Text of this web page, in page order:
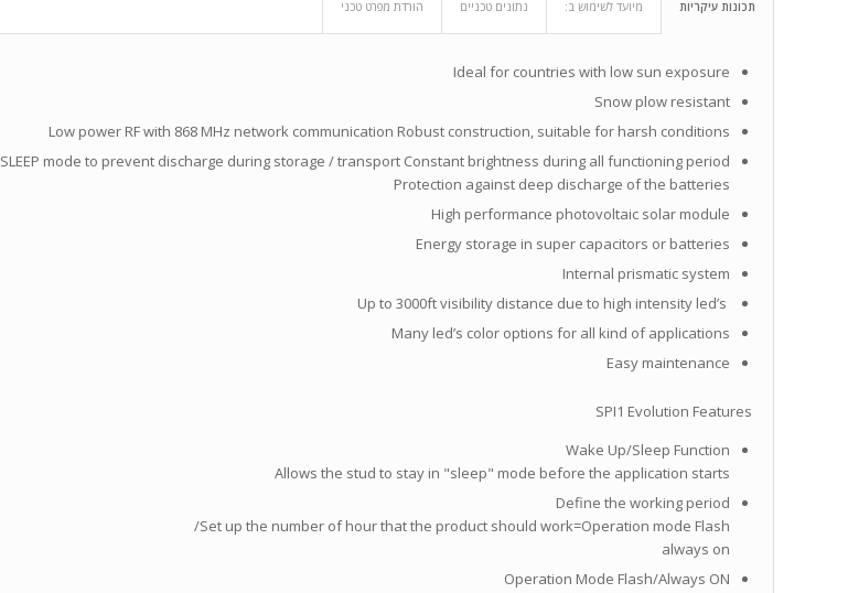
תכונות עיקריות מיועד לשימוש ב: נתונים טכניים הורדת מפרט טכני
Ideal for countries with low sun exposure
Snow plow resistant
Low power RF with 868 MHz network communication Robust construction, suitable for harsh conditions
SLEEP mode to prevent discharge during storage / transport Constant brightness during all functioning period
Protection against deep discharge of the batteries
High performance photovoltaic solar module
Energy storage in super capacitors or batteries
Internal prismatic system
Many led’s color options for all kind of applications
Easy maintenance
SPI1 Evolution Features
Wake Up/Sleep Function
Allows the stud to stay in "sleep" mode before the application starts
Define the working period
Set up the number of hour that the product should work=Operation mode Flash/
always on
Operation Mode Flash/Always ON